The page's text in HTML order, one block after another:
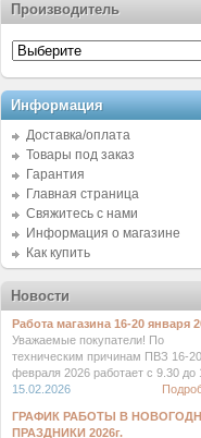
Производитель
Информация
Доставка/оплата
Товары под заказ
Гарантия
Главная страница
Свяжитесь с нами
Информация о магазине
Как купить
Новости
Работа магазина 16-20 января
Уважаемые покупатели! По
техническим причинам ПВЗ 16-20
февраля 2026 работает с 9.30 до
15.02.2026
ГРАФИК РАБОТЫ В
ПРАЗДНИКИ 2026г.